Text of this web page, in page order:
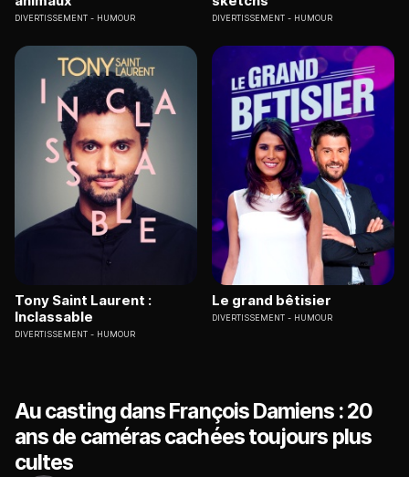
DIVERTISSEMENT HUMOUR DIVERTISSEMENT HUMOUR
Tony Saint Laurent :
Inclassable
DIVERTISSEMENT HUMOUR
Le grand bêtisier
DIVERTISSEMENT HUMOUR
Au casting dans François Damiens : 20
ans de caméras cachées toujours plus
cultes